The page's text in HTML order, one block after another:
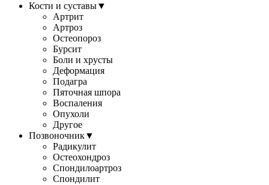
Кости и суставы▼
Артрит
Артроз
Остеопороз
Бурсит
Боли и хрусты
Деформация
Подагра
Пяточная шпора
Воспаления
Опухоли
Другое
Позвоночник▼
Радикулит
Остеохондроз
Спондилоартроз
Спондилит